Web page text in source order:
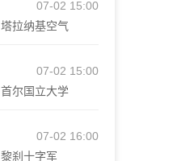
07-02 15:00
塔拉纳基空气
07-02 15:00
首尔国立大学
07-02 16:00
黎刹十字军